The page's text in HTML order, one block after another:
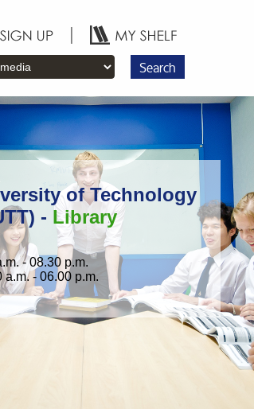
|
Search
of Technology
- Library
- 08.30 p.m.
- 06.00 p.m.